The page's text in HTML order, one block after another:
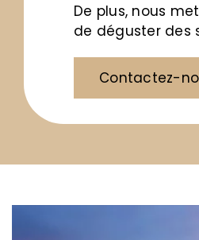
De plus, nous
de déguster des
Contactez-